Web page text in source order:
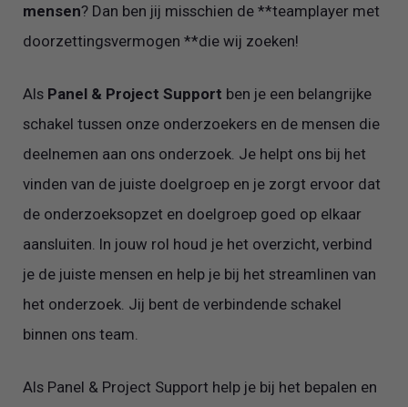
mensen? Dan ben jij misschien de **teamplayer met
doorzettingsvermogen **die wij zoeken!
Als Panel & Project Support ben je een belangrijke
schakel tussen onze onderzoekers en de mensen die
deelnemen aan ons onderzoek. Je helpt ons bij het
vinden van de juiste doelgroep en je zorgt ervoor dat
de onderzoeksopzet en doelgroep goed op elkaar
aansluiten. In jouw rol houd je het overzicht, verbind
je de juiste mensen en help je bij het streamlinen van
het onderzoek. Jij bent de verbindende schakel
binnen ons team.
Als Panel & Project Support help je bij het bepalen en